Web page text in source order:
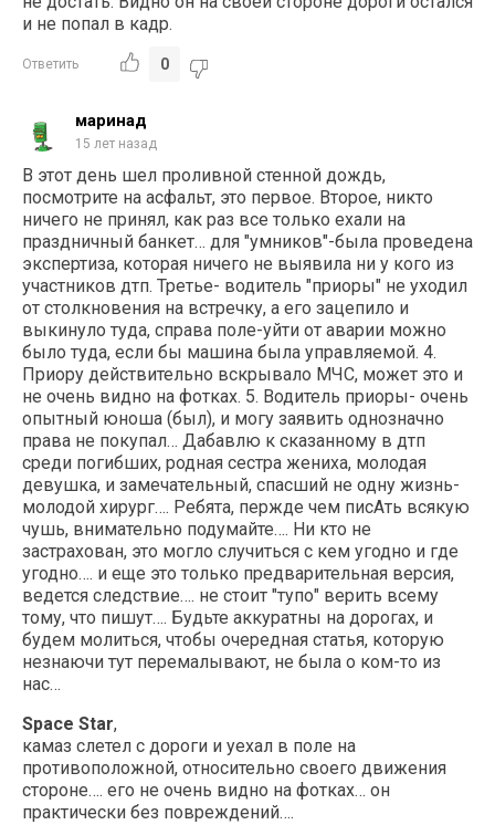
и не попал в кадр.
Ответить 0
маринад
15 лет назад
В этот день шел проливной стенной дождь,
посмотрите на асфальт, это первое. Второе, никто
ничего не принял, как раз все только ехали на
праздничный банкет… для "умников"-была проведена
экспертиза, которая ничего не выявила ни у кого из
участников дтп. Третье- водитель "приоры" не уходил
от столкновения на встречку, а его зацепило и
выкинуло туда, справа поле-уйти от аварии можно
было туда, если бы машина была управляемой. 4.
Приору действительно вскрывало МЧС, может это и
не очень видно на фотках. 5. Водитель приоры- очень
опытный юноша (был), и могу заявить однозначно
права не покупал… Дабавлю к сказанному в дтп
среди погибших, родная сестра жениха, молодая
девушка, и замечательный, спасший не одну жизнь-
молодой хирург…. Ребята, пержде чем писАть всякую
чушь, внимательно подумайте…. Ни кто не
застрахован, это могло случиться с кем угодно и где
угодно…. и еще это только предварительная версия,
ведется следствие…. не стоит "тупо" верить всему
тому, что пишут…. Будьте аккуратны на дорогах, и
будем молиться, чтобы очередная статья, которую
незнаючи тут перемалывают, не была о ком-то из
нас…
Space Star,
камаз слетел с дороги и уехал в поле на
противоположной, относительно своего движения
стороне…. его не очень видно на фотках… он
практически без повреждений….